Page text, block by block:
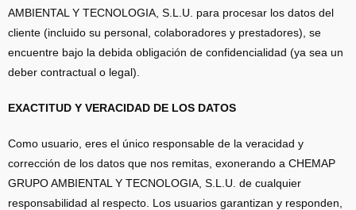
AMBIENTAL Y TECNOLOGIA, S.L.U. para procesar los datos del
cliente (incluido su personal, colaboradores y prestadores), se
encuentre bajo la debida obligación de confidencialidad (ya sea un
deber contractual o legal).
EXACTITUD Y VERACIDAD DE LOS DATOS
Como usuario, eres el único responsable de la veracidad y
corrección de los datos que nos remitas, exonerando a CHEMAP
GRUPO AMBIENTAL Y TECNOLOGIA, S.L.U. de cualquier
responsabilidad al respecto. Los usuarios garantizan y responden,